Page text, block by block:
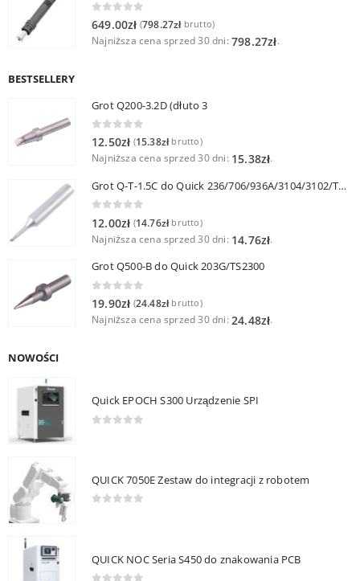
649.00zł (798.27złbrutto)
Najniższa cena sprzed 30 dni: 798.27zł.
BESTSELLERY
Grot Q200-3.2D (dłuto 3
0out of 5
12.50zł (15.38złbrutto)
Najniższa cena sprzed 30 dni: 15.38zł.
Grot Q-T-1.5C do Quick 236/706/936A/3104/3102/TS1100
12.00zł (14.76złbrutto)
Najniższa cena sprzed 30 dni: 14.76zł.
Grot Q500-B do Quick 203G/TS2300
0out of 5
19.90zł (24.48złbrutto)
Najniższa cena sprzed 30 dni: 24.48zł.
NOWOŚCI
Quick EPOCH S300 Urządzenie SPI
QUICK 7050E Zestaw do integracji z robotem
QUICK NOC Seria S450 do znakowania PCB